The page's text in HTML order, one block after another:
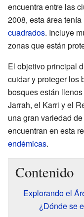
encuentra entre las
2008, esta área
cuadrados. Incluye
zonas que están
El objetivo principal
cuidar y proteger los
bosques están
Jarrah, el Karri y el
una gran variedad
encuentran en esta
endémicas.
Contenido
Explorando el
¿Dónde se